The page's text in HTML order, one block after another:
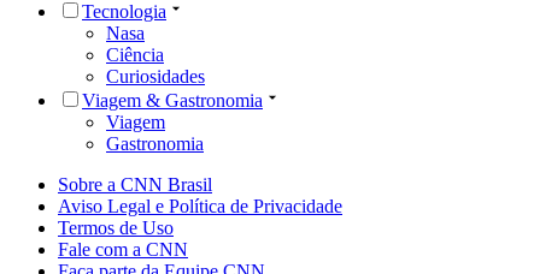
Tecnologia
Nasa
Ciência
Curiosidades
Viagem & Gastronomia
Viagem
Gastronomia
Sobre a CNN Brasil
Aviso Legal e Política de Privacidade
Termos de Uso
Fale com a CNN